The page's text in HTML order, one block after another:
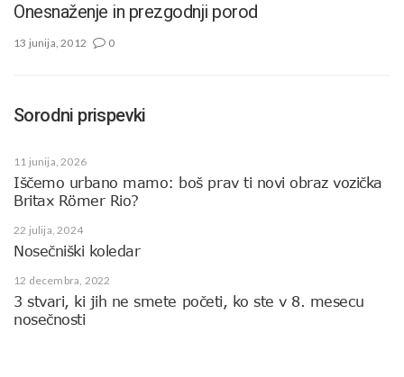
Onesnaženje in prezgodnji porod
13 junija, 2012 0
Sorodni prispevki
11 junija, 2026
Iščemo urbano mamo: boš prav ti novi obraz vozička
Britax Römer Rio?
22 julija, 2024
Nosečniški koledar
12 decembra, 2022
3 stvari, ki jih ne smete početi, ko ste v 8. mesecu
nosečnosti